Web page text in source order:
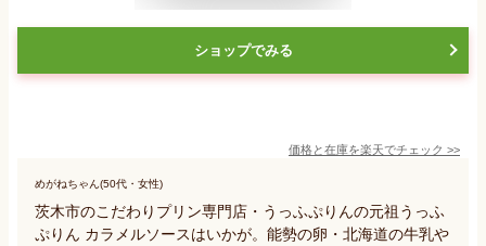
ショップでみる
価格と在庫を楽天でチェック >>
めがねちゃん(50代・女性)
茨木市のこだわりプリン専門店・うっふぷりんの元祖うっふ
ぷりん カラメルソースはいかが。能勢の卵・北海道の牛乳や